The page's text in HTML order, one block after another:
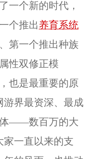
一个新的时代，
个推出养育系统
第一个推出种族
性双修正模
也是最重要的原
游界最资深、最成
体——数百万的大
家一直以来的支